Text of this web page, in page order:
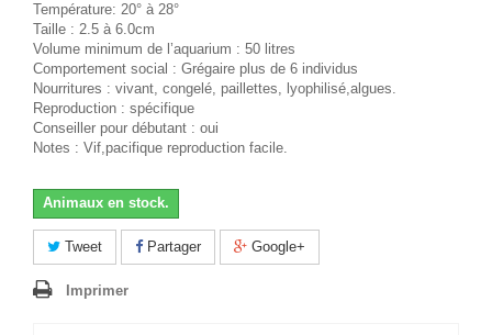
Température: 20° à 28°
Taille : 2.5 à 6.0cm
Volume minimum de l’aquarium : 50 litres
Comportement social : Grégaire plus de 6 individus
Nourritures : vivant, congelé, paillettes, lyophilisé,algues.
Reproduction : spécifique
Conseiller pour débutant : oui
Notes : Vif,pacifique reproduction facile.
Animaux en stock.
Tweet Partager Google+
Imprimer